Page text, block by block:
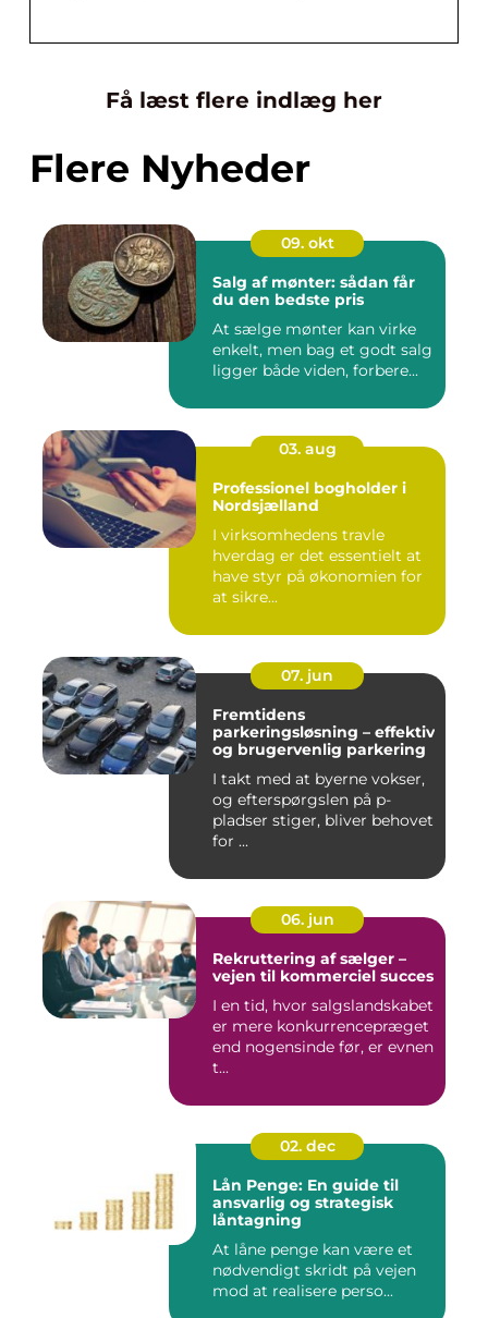
Få læst flere indlæg her
Flere Nyheder
09. okt
Salg af mønter: sådan får
du den bedste pris
At sælge mønter kan virke
enkelt, men bag et godt salg
ligger både viden, forbere...
03. aug
Professionel bogholder i
Nordsjælland
I virksomhedens travle
hverdag er det essentielt at
have styr på økonomien for
at sikre...
07. jun
Fremtidens
parkeringsløsning – effektiv
og brugervenlig parkering
I takt med at byerne vokser,
og efterspørgslen på p-
pladser stiger, bliver behovet
for ...
06. jun
Rekruttering af sælger –
vejen til kommerciel succes
I en tid, hvor salgslandskabet
er mere konkurrencepræget
end nogensinde før, er evnen
t...
02. dec
Lån Penge: En guide til
ansvarlig og strategisk
låntagning
At låne penge kan være et
nødvendigt skridt på vejen
mod at realisere perso...